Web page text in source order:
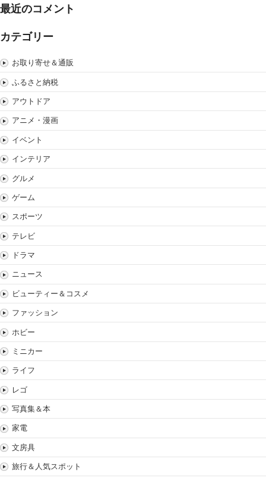
最近のコメント
カテゴリー
お取り寄せ＆通販
ふるさと納税
アウトドア
アニメ・漫画
イベント
インテリア
グルメ
ゲーム
スポーツ
テレビ
ドラマ
ニュース
ビューティー＆コスメ
ファッション
ホビー
ミニカー
ライフ
レゴ
写真集＆本
家電
文房具
旅行＆人気スポット